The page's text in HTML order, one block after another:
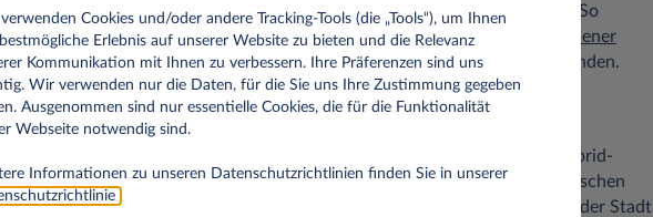
Elektrowagen wie dem Fiat New 500e als auch diverse Hybridfahrzeuge. So
und Bedürfnisse genau die passendenModelle elektrisch betriebener
kleinen Überblick der beliebtesten Hybrid-Modelle finden Sie im Folgenden.
Junior
Hybrid-Auto glänzt mit sportlichem Design und innovativer Hybrid-
er nur 5,2 l oder 15,6 kWh auf 100km, sodass er allein im elektrischen
Reichweite bis 580 km erreichen kann. Auf langen Strecken außerhalb der Stadt
Cookies und/oder andere Tracking‑Tools (die „Tools“), um Ihnen
Erlebnis auf unserer Website zu bieten und die Relevanz
Kommunikation mit Ihnen zu verbessern. Ihre Präferenzen sind uns
Wir verwenden nur die Daten, für die Sie uns Ihre Zustimmung gegeben
Ausgenommen sind nur essentielle Cookies, die für die Funktionalität
Webseite notwendig sind.
Informationen zu unseren Datenschutzrichtlinien finden Sie in unserer